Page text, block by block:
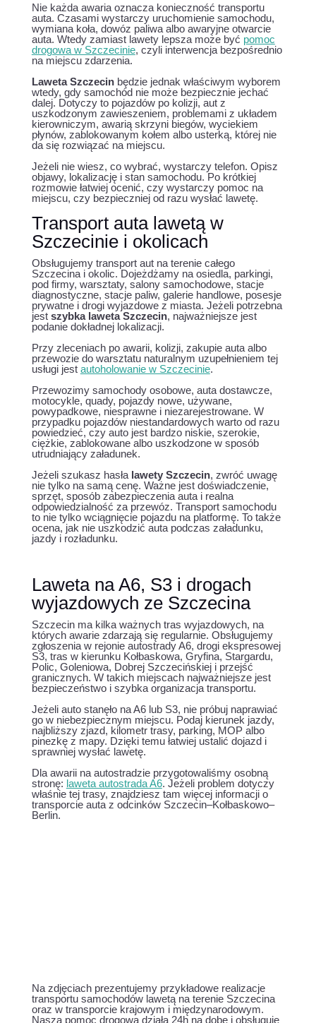
Nie każda awaria oznacza konieczność transportu
auta. Czasami wystarczy uruchomienie samochodu,
wymiana koła, dowóz paliwa albo awaryjne otwarcie
auta. Wtedy zamiast lawety lepsza może być pomoc
drogowa w Szczecinie, czyli interwencja bezpośrednio
na miejscu zdarzenia.
Laweta Szczecinbędzie jednak właściwym wyborem
wtedy, gdy samochód nie może bezpiecznie jechać
dalej. Dotyczy to pojazdów po kolizji, aut z
uszkodzonym zawieszeniem, problemami z układem
kierowniczym, awarią skrzyni biegów, wyciekiem
płynów, zablokowanym kołem albo usterką, której nie
da się rozwiązać na miejscu.
Jeżeli nie wiesz, co wybrać, wystarczy telefon. Opisz
objawy, lokalizację i stan samochodu. Po krótkiej
rozmowie łatwiej ocenić, czy wystarczy pomoc na
miejscu, czy bezpieczniej od razu wysłać lawetę.
Transport auta lawetą w
Szczecinie i okolicach
Obsługujemy transport aut na terenie całego
Szczecina i okolic. Dojeżdżamy na osiedla, parkingi,
pod firmy, warsztaty, salony samochodowe, stacje
diagnostyczne, stacje paliw, galerie handlowe, posesje
prywatne i drogi wyjazdowe z miasta. Jeżeli potrzebna
jest szybka laweta Szczecin, najważniejsze jest
podanie dokładnej lokalizacji.
Przy zleceniach po awarii, kolizji, zakupie auta albo
przewozie do warsztatu naturalnym uzupełnieniem tej
usługi jest autoholowanie w Szczecinie.
Przewozimy samochody osobowe, auta dostawcze,
motocykle, quady, pojazdy nowe, używane,
powypadkowe, niesprawne i niezarejestrowane. W
przypadku pojazdów niestandardowych warto od razu
powiedzieć, czy auto jest bardzo niskie, szerokie,
ciężkie, zablokowane albo uszkodzone w sposób
utrudniający załadunek.
Jeżeli szukasz hasła lawety Szczecin, zwróć uwagę
nie tylko na samą cenę. Ważne jest doświadczenie,
sprzęt, sposób zabezpieczenia auta i realna
odpowiedzialność za przewóz. Transport samochodu
to nie tylko wciągnięcie pojazdu na platformę. To także
ocena, jak nie uszkodzić auta podczas załadunku,
jazdy i rozładunku.
Laweta na A6, S3 i drogach
wyjazdowych ze Szczecina
Szczecin ma kilka ważnych tras wyjazdowych, na
których awarie zdarzają się regularnie. Obsługujemy
zgłoszenia w rejonie autostrady A6, drogi ekspresowej
S3, tras w kierunku Kołbaskowa, Gryfina, Stargardu,
Polic, Goleniowa, Dobrej Szczecińskiej i przejść
granicznych. W takich miejscach najważniejsze jest
bezpieczeństwo i szybka organizacja transportu.
Jeżeli auto stanęło na A6 lub S3, nie próbuj naprawiać
go w niebezpiecznym miejscu. Podaj kierunek jazdy,
najbliższy zjazd, kilometr trasy, parking, MOP albo
pinezkę z mapy. Dzięki temu łatwiej ustalić dojazd i
sprawniej wysłać lawetę.
Dla awarii na autostradzie przygotowaliśmy osobną
stronę: laweta autostrada A6. Jeżeli problem dotyczy
właśnie tej trasy, znajdziesz tam więcej informacji o
transporcie auta z odcinków Szczecin–Kołbaskowo–
Berlin.
Na zdjęciach prezentujemy przykładowe realizacje
transportu samochodów lawetą na terenie Szczecina
oraz w transporcie krajowym i międzynarodowym.
Nasza pomoc drogowa działa 24h na dobę i obsługuje